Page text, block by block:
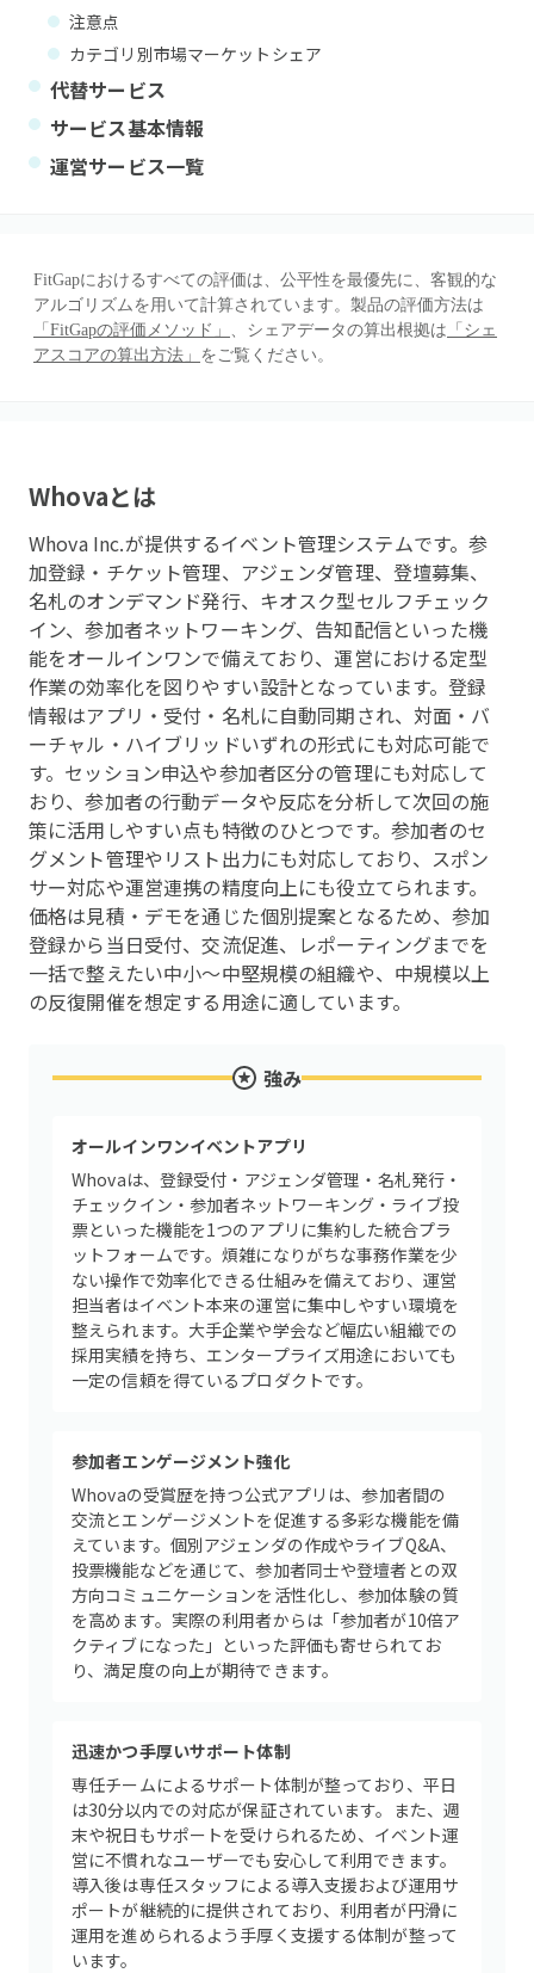
注意点
カテゴリ別市場マーケットシェア
代替サービス
サービス基本情報
運営サービス一覧
FitGapにおけるすべての評価は、公平性を最優先に、客観的な
アルゴリズムを用いて計算されています。製品の評価方法は
「FitGapの評価メソッド」 、シェアデータの算出根拠は 「シェ
アスコアの算出方法」 をご覧ください。
Whovaとは
Whova Inc.が提供するイベント管理システムです。参
加登録・チケット管理、アジェンダ管理、登壇募集、
名札のオンデマンド発行、キオスク型セルフチェック
イン、参加者ネットワーキング、告知配信といった機
能をオールインワンで備えており、運営における定型
作業の効率化を図りやすい設計となっています。登録
情報はアプリ・受付・名札に自動同期され、対面・バ
ーチャル・ハイブリッドいずれの形式にも対応可能で
す。セッション申込や参加者区分の管理にも対応して
おり、参加者の行動データや反応を分析して次回の施
策に活用しやすい点も特徴のひとつです。参加者のセ
グメント管理やリスト出力にも対応しており、スポン
サー対応や運営連携の精度向上にも役立てられます。
価格は見積・デモを通じた個別提案となるため、参加
登録から当日受付、交流促進、レポーティングまでを
一括で整えたい中小〜中堅規模の組織や、中規模以上
の反復開催を想定する用途に適しています。
強み
オールインワンイベントアプリ
Whovaは、登録受付・アジェンダ管理・名札発行・
チェックイン・参加者ネットワーキング・ライブ投
票といった機能を1つのアプリに集約した統合プラ
ットフォームです。煩雑になりがちな事務作業を少
ない操作で効率化できる仕組みを備えており、運営
担当者はイベント本来の運営に集中しやすい環境を
整えられます。大手企業や学会など幅広い組織での
採用実績を持ち、エンタープライズ用途においても
一定の信頼を得ているプロダクトです。
参加者エンゲージメント強化
Whovaの受賞歴を持つ公式アプリは、参加者間の
交流とエンゲージメントを促進する多彩な機能を備
えています。個別アジェンダの作成やライブQ&A、
投票機能などを通じて、参加者同士や登壇者との双
方向コミュニケーションを活性化し、参加体験の質
を高めます。実際の利用者からは「参加者が10倍ア
クティブになった」といった評価も寄せられてお
り、満足度の向上が期待できます。
迅速かつ手厚いサポート体制
専任チームによるサポート体制が整っており、平日
は30分以内での対応が保証されています。また、週
末や祝日もサポートを受けられるため、イベント運
営に不慣れなユーザーでも安心して利用できます。
導入後は専任スタッフによる導入支援および運用サ
ポートが継続的に提供されており、利用者が円滑に
運用を進められるよう手厚く支援する体制が整って
います。